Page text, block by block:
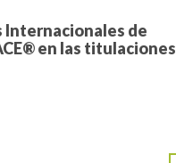
Internacionales de
en las titulaciones